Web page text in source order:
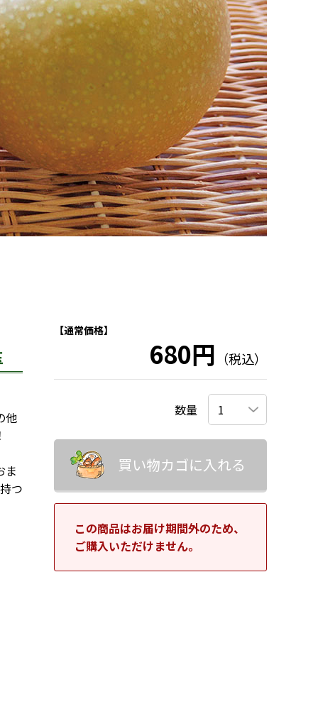
他
ま
つ
【通常価格】
680円 （税込）
数量
買い物カゴに入れる
この商品はお届け期間外のため、
ご購入いただけません。